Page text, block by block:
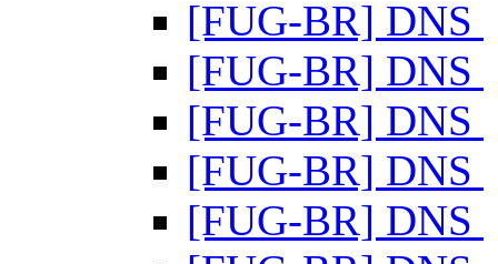
[FUG-BR] DNS
[FUG-BR] DNS
[FUG-BR] DNS
[FUG-BR] DNS
[FUG-BR] DNS